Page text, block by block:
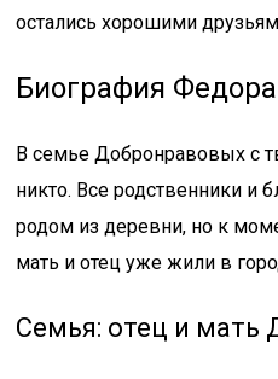
остались хорошими
Биография
В семье Добронравовых с
никто. Все родственники и
родом из деревни, но к
мать и отец уже жили в
Семья: отец и мать